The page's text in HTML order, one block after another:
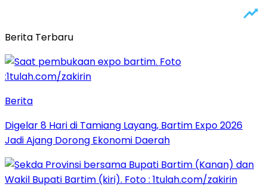
Berita Terbaru
Berita
Digelar 8 Hari di Tamiang Layang, Bartim Expo 2026
Jadi Ajang Dorong Ekonomi Daerah